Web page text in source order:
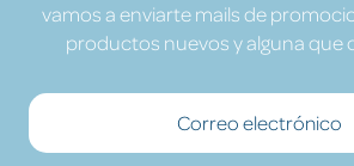
vamos a enviarte mails de
productos nuevos y alguna que